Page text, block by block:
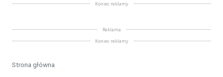
Koniec reklamy
Reklama
Koniec reklamy
Strona główna